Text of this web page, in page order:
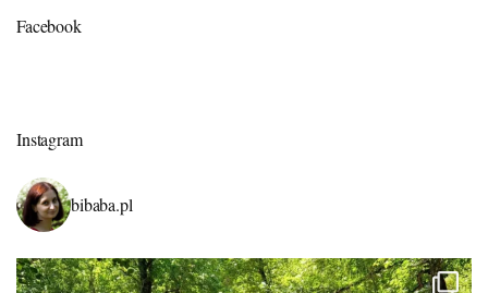
Facebook
Instagram
bibaba.pl